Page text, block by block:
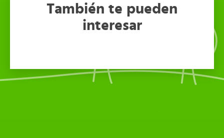
También te pueden
interesar